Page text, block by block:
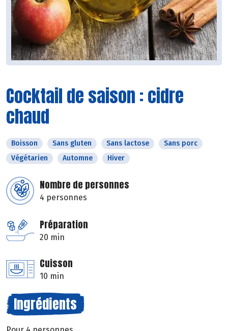
Cocktail de saison : cidre
chaud
Boisson Sans gluten Sans lactose
Sans porc
Végétarien
Automne Hiver
Nombre de personnes
4 personnes
Préparation
20 min
Cuisson
10 min
Ingrédients